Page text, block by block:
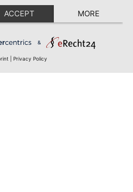
ACCEPT MORE
&
Privacy Policy